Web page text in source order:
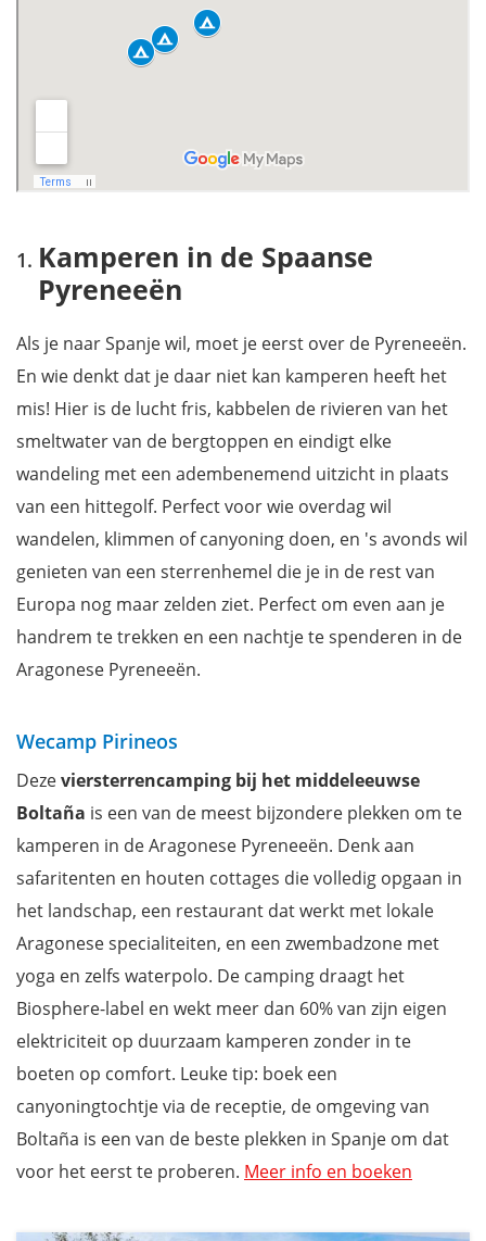
Kamperen in de Spaanse
Pyreneeën
Als je naar Spanje wil, moet je eerst over de Pyreneeën.
En wie denkt dat je daar niet kan kamperen heeft het
mis! Hier is de lucht fris, kabbelen de rivieren van het
smeltwater van de bergtoppen en eindigt elke
wandeling met een adembenemend uitzicht in plaats
van een hittegolf. Perfect voor wie overdag wil
wandelen, klimmen of canyoning doen, en 's avonds wil
genieten van een sterrenhemel die je in de rest van
Europa nog maar zelden ziet. Perfect om even aan je
handrem te trekken en een nachtje te spenderen in de
Aragonese Pyreneeën.
Wecamp Pirineos
Dezeviersterrencamping bij het middeleeuwse
Boltaña is een van de meest bijzondere plekken om te
kamperen in de Aragonese Pyreneeën. Denk aan
safaritenten en houten cottages die volledig opgaan in
het landschap, een restaurant dat werkt met lokale
Aragonese specialiteiten, en een zwembadzone met
yoga en zelfs waterpolo. De camping draagt het
Biosphere-label en wekt meer dan 60% van zijn eigen
elektriciteit op duurzaam kamperen zonder in te
boeten op comfort. Leuke tip: boek een
canyoningtochtje via de receptie, de omgeving van
Boltaña is een van de beste plekken in Spanje om dat
voor het eerst te proberen. Meer info en boeken